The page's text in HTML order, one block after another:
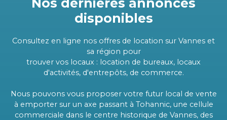
disponibles
Consultez en ligne nos offres de location sur Vannes et
sa région pour
trouver vos locaux : location de bureaux, locaux
d'activités, d'entrepôts, de commerce.
Nous pouvons vous proposer votre futur local de vente
à emporter sur un axe passant à Tohannic, une cellule
commerciale dans le centre historique de Vannes, des